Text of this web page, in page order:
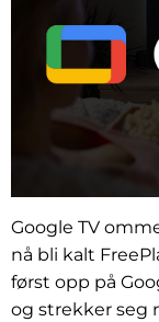
Google TV
nå bli kalt
først opp på
og strekker seg